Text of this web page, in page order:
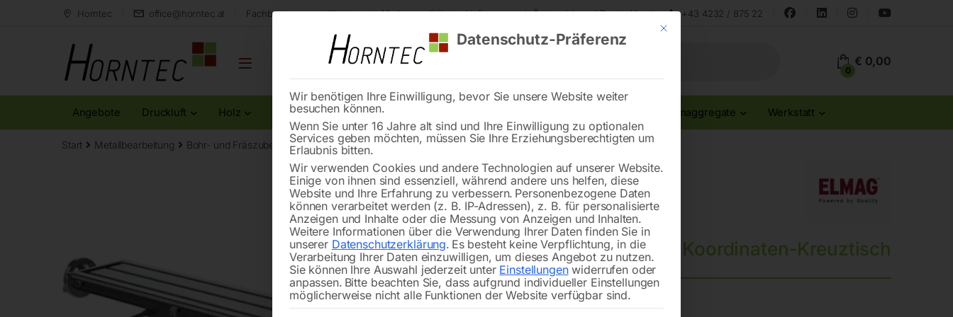
Horntec office@horntec.at Fachberatung aus Kärnten Markenqualität Lieferung nach Österreich und Deutschland +43 4232 / 875 22
0
€ 0,00
Angebote Druckluft Holz Metall Reinigung Stromaggregate Werkstatt
Start Metallbearbeitung Bohr- und Fräszubehör Koordinaten-Kreuztisch
🔍
Koordinaten-Kreuztisch
Serie GEM 500×180 mm
Mit diesem Button wird der Dialog geschlossen. Seine Funktionalität ist
Datenschutz-Präferenz
Wir benötigen Ihre Einwilligung, bevor Sie unsere Website weiter
besuchen können.
Wenn Sie unter 16 Jahre alt sind und Ihre Einwilligung zu optionalen
Services geben möchten, müssen Sie Ihre Erziehungsberechtigten um
Erlaubnis bitten.
Wir verwenden Cookies und andere Technologien auf unserer Website.
Einige von ihnen sind essenziell, während andere uns helfen, diese
Website und Ihre Erfahrung zu verbessern. Personenbezogene Daten
können verarbeitet werden (z. B. IP-Adressen), z. B. für personalisierte
Anzeigen und Inhalte oder die Messung von Anzeigen und Inhalten.
Weitere Informationen über die Verwendung Ihrer Daten finden Sie in
unserer Datenschutzerklärung. Es besteht keine Verpflichtung, in die
Verarbeitung Ihrer Daten einzuwilligen, um dieses Angebot zu nutzen.
Sie können Ihre Auswahl jederzeit unter Einstellungenwiderrufen oder
anpassen. Bitte beachten Sie, dass aufgrund individueller Einstellungen
möglicherweise nicht alle Funktionen der Website verfügbar sind.